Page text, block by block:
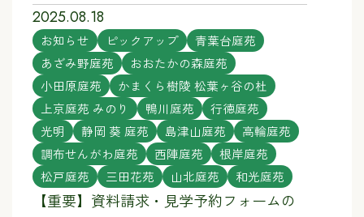
2025.08.18
お知らせ ピックアップ
青葉台庭苑
あざみ野庭苑
おおたかの森庭苑
小田原庭苑
かまくら樹陵 松葉ヶ谷の杜
上京庭苑 みのり
鴨川庭苑
行徳庭苑
光明
静岡 葵 庭苑 島津山庭苑
高輪庭苑
調布せんがわ庭苑
西陣庭苑
根岸庭苑
松戸庭苑
三田花苑 山北庭苑 和光庭苑
【重要】資料請求・見学予約フォームの